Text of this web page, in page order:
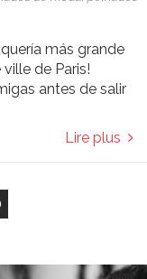
más grande
de Paris!
antes de salir
Lire plus